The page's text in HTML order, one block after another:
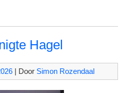
Hagel
| Door Simon Rozendaal